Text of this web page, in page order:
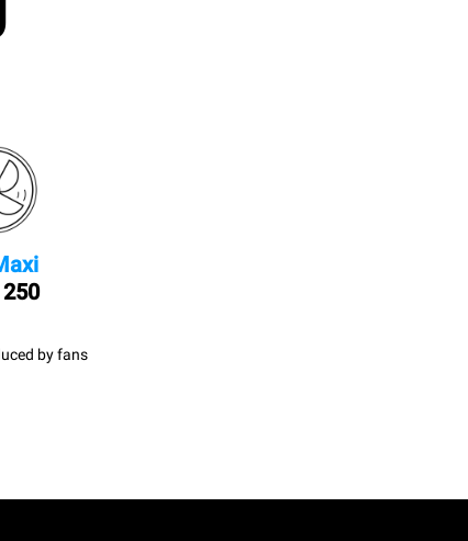
250 km/h
by fans.